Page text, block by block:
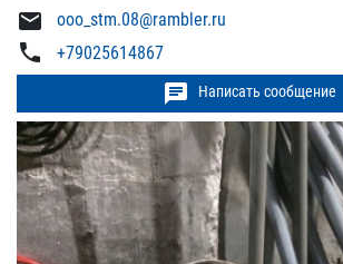
mail ooo_stm.08@rambler.ru
phone +79025614867
chat Написать сообщение